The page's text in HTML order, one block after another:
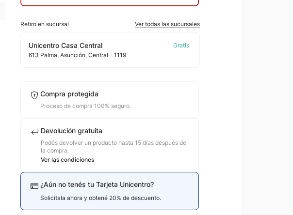
Retiro en sucursal Ver todas las sucursales
Unicentro Casa Central
613 Palma, Asunción, Central - 1119
Compra protegida
Proceso de compra 100% seguro.
Devolución gratuita
Podés devolver un producto hasta 15 días después de
la compra.
Ver las condiciones
¿Aún no tenés tu Tarjeta Unicentro?
Solicitala ahora y obtené 20% de descuento.